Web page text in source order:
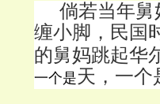
倘若当年
缠小脚，民国
的舅妈跳起华
一个是天，一个